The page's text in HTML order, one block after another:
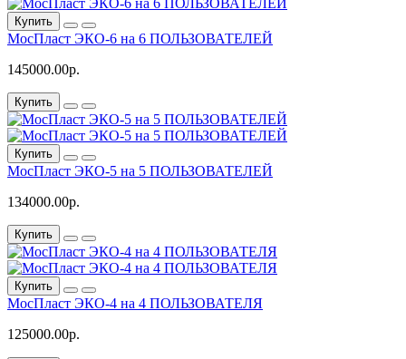
Купить
МосПласт ЭКО‑6 на 6 ПОЛЬЗОВАТЕЛЕЙ
145000.00р.
Купить
Купить
МосПласт ЭКО‑5 на 5 ПОЛЬЗОВАТЕЛЕЙ
134000.00р.
Купить
Купить
МосПласт ЭКО‑4 на 4 ПОЛЬЗОВАТЕЛЯ
125000.00р.